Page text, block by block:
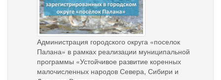
Администрация городского округа «поселок
Палана» в рамках реализации муниципальной
программы «Устойчивое развитие коренных
малочисленных народов Севера, Сибири и